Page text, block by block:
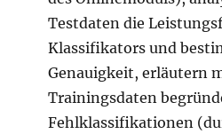
Testdaten die
Klassifikators und
Genauigkeit, erläutern
Trainingsdaten
Fehlklassifikationen